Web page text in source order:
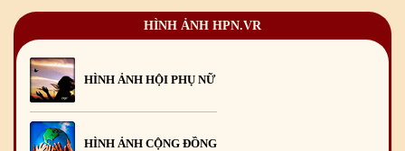
Mừng Xuân Kỷ Hợi 2019 03 /02/2019
Chúc mừng Giáng sinh và Năm mới 2019
Mừng Xuân Bính Ngọ 2026
Chúc mừng Giáng sinh và Năm mới 2026
HÌNH ẢNH HPN.VR
HÌNH ẢNH HỘI PHỤ NỮ
HÌNH ẢNH CỘNG ĐỒNG